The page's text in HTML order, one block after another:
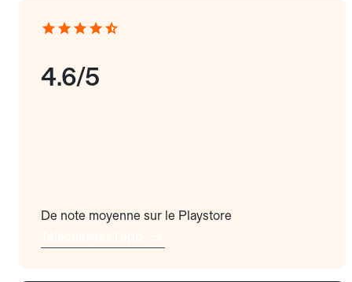
4.6/5
De note moyenne sur le Playstore